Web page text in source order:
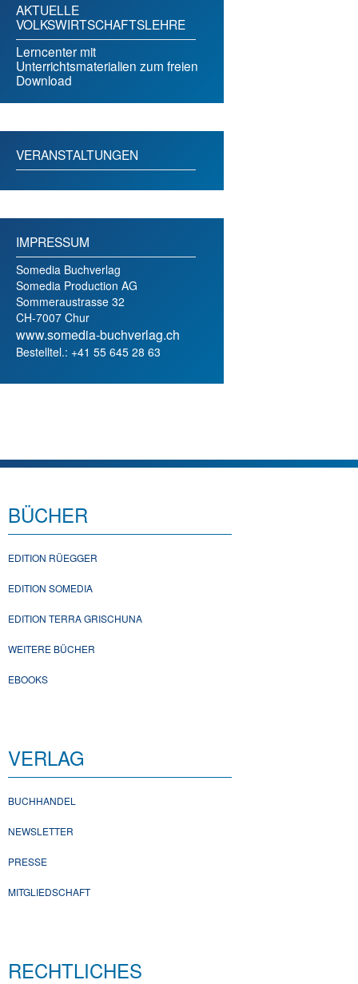
AKTUELLE
VOLKSWIRTSCHAFTSLEHRE
Lerncenter mit
Unterrichtsmaterialien zum freien
Download
VERANSTALTUNGEN
IMPRESSUM
Somedia Buchverlag
Somedia Production AG
Sommeraustrasse 32
CH-7007 Chur
www.somedia-buchverlag.ch
Bestelltel.: +41 55 645 28 63
BÜCHER
EDITION RÜEGGER
EDITION SOMEDIA
EDITION TERRA GRISCHUNA
WEITERE BÜCHER
EBOOKS
VERLAG
BUCHHANDEL
NEWSLETTER
PRESSE
MITGLIEDSCHAFT
RECHTLICHES